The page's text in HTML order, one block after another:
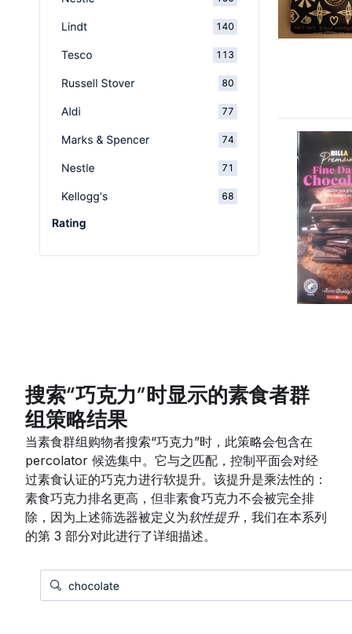
搜索“巧克力”时显示的素食者群
组策略结果
当素食群组购物者搜索“巧克力”时，此策略会包含在
percolator 候选集中。它与之匹配，控制平面会对经
过素食认证的巧克力进行软提升。该提升是乘法性的：
素食巧克力排名更高，但非素食巧克力不会被完全排
除，因为上述筛选器被定义为软性提升，我们在本系列
的第 3 部分对此进行了详细描述。